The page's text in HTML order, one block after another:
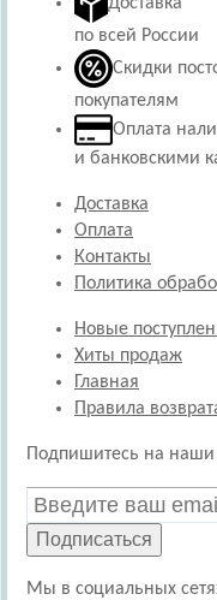
по всей России
Скидки
покупателям
Оплата
и банковскими
Доставка
Оплата
Контакты
Политика
Новые
Хиты продаж
Главная
Правила
Подпишитесь на наши
Подписаться
Мы в социальных